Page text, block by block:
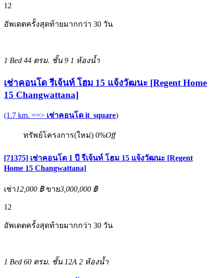
12
อัพเดตครั้งสุดท้ายมากกว่า 30 วัน
1 Bed 44 ตรม. ชั้น 9 1 ห้องน้ำ
เช่าคอนโด รีเจ้นท์ โฮม 15 แจ้งวัฒนะ [Regent Home
15 Changwattana]
(1.7 km. ==> เช่าคอนโด it_square)
ทรัพย์โครงการ(ใหม่) 0%Off
[71375] เช่าคอนโด 1 ปี รีเจ้นท์ โฮม 15 แจ้งวัฒนะ [Regent
Home 15 Changwattana]
เช่า12,000 ฿ ขาย3,000,000 ฿
12
อัพเดตครั้งสุดท้ายมากกว่า 30 วัน
1 Bed 60 ตรม. ชั้น 12A 2 ห้องน้ำ